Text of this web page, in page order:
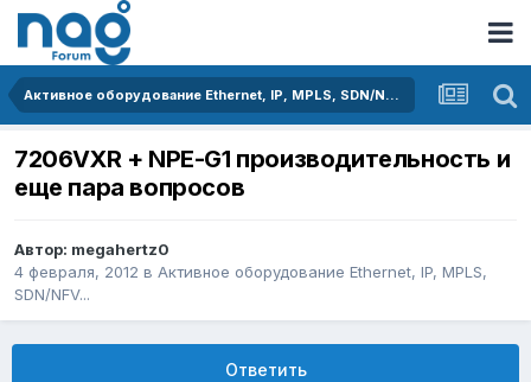
Активное оборудование Ethernet, IP, MPLS, SDN/NFV...
7206VXR + NPE-G1 производительность и
еще пара вопросов
Автор: megahertz0
4 февраля, 2012 в Активное оборудование Ethernet, IP, MPLS,
SDN/NFV...
Ответить